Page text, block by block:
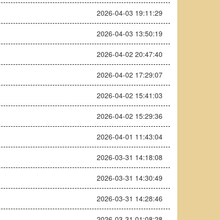
2026-04-03 19:11:29
2026-04-03 13:50:19
2026-04-02 20:47:40
2026-04-02 17:29:07
2026-04-02 15:41:03
2026-04-02 15:29:36
2026-04-01 11:43:04
2026-03-31 14:18:08
2026-03-31 14:30:49
2026-03-31 14:28:46